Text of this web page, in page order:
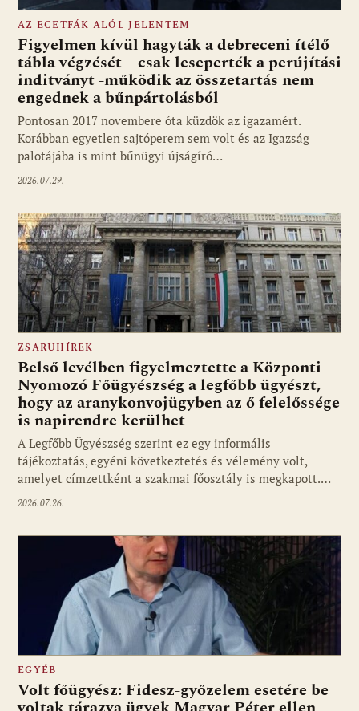
AZ ECETFÁK ALÓL JELENTEM
Figyelmen kívül hagyták a debreceni ítélő
tábla végzését – csak leseperték a perújítási
inditványt -működik az összetartás nem
engednek a bűnpártolásból
Pontosan 2017 novembere óta küzdök az igazamért.
Korábban egyetlen sajtóperem sem volt és az Igazság
palotájába is mint bűnügyi újságíró…
2026.07.29.
ZSARUHÍREK
Belső levélben figyelmeztette a Központi
Nyomozó Főügyészség a legfőbb ügyészt,
hogy az aranykonvojügyben az ő felelőssége
is napirendre kerülhet
A Legfőbb Ügyészség szerint ez egy informális
tájékoztatás, egyéni következtetés és vélemény volt,
amelyet címzettként a szakmai főosztály is megkapott.…
2026.07.26.
EGYÉB
Volt főügyész: Fidesz-győzelem esetére be